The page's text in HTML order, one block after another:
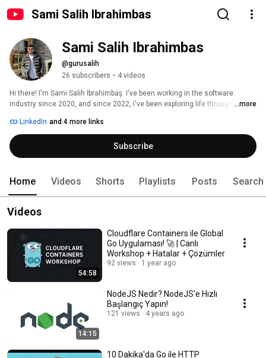
Sami Salih Ibrahimbas
Sami Salih Ibrahimbas
@gurusalih
26 subscribers • 4 videos
Hi there! I'm Sami Salih İbrahimbaş. I've been working in the software
industry since 2020, and since 2022, I've been exploring life through my
travel, historical landmarks, the motorcycle world, and much more!
...more
LinkedIn and 4 more links
Subscribe
Home Videos Shorts Playlists Posts Search
Videos
54:58
Cloudflare Containers ile Global
Go Uygulaması! 🚀 | Canlı
Workshop + Hatalar + Çözümler
92 views 1 year ago
14:15
NodeJS Nedir? NodeJS'e Hızlı
Başlangıç Yapın!
121 views 4 years ago
10 Dakika'da Go ile HTTP